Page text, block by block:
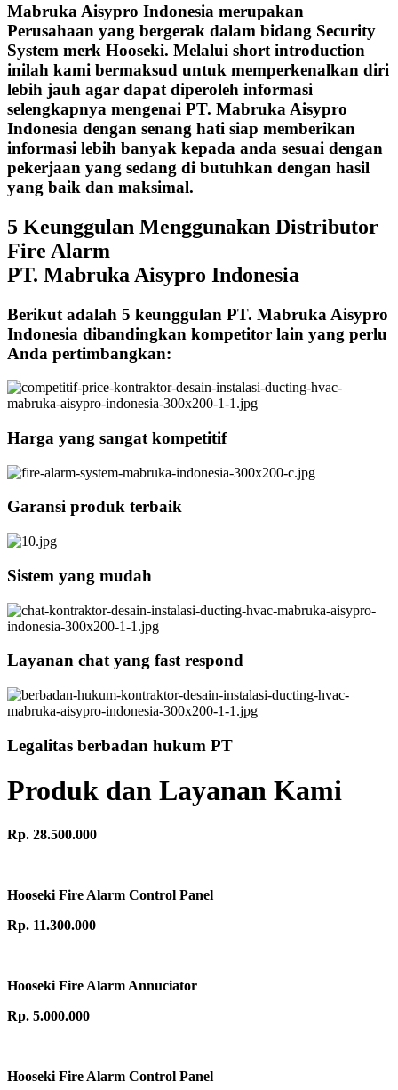
Mabruka Aisypro Indonesia merupakan
Perusahaan yang bergerak dalam bidang Security
System merk Hooseki. Melalui short introduction
inilah kami bermaksud untuk memperkenalkan diri
lebih jauh agar dapat diperoleh informasi
selengkapnya mengenai PT. Mabruka Aisypro
Indonesia dengan senang hati siap memberikan
informasi lebih banyak kepada anda sesuai dengan
pekerjaan yang sedang di butuhkan dengan hasil
yang baik dan maksimal.
5 Keunggulan Menggunakan Distributor
Fire Alarm
PT. Mabruka Aisypro Indonesia
Berikut adalah 5 keunggulan PT. Mabruka Aisypro
Indonesia dibandingkan kompetitor lain yang perlu
Anda pertimbangkan:
Harga yang sangat kompetitif
Garansi produk terbaik
Sistem yang mudah
Layanan chat yang fast respond
Legalitas berbadan hukum PT
Produk dan Layanan Kami
Rp. 28.500.000
Hooseki Fire Alarm Control Panel
Rp. 11.300.000
Hooseki Fire Alarm Annuciator
Rp. 5.000.000
Hooseki Fire Alarm Control Panel